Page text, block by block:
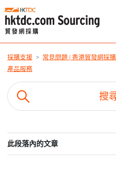
採購支援 常見問題 | 香港貿發網採
產品服務
此段落內的文章